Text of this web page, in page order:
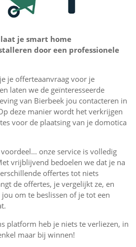
je smart home
door een professionele
je offerteaanvraag voor je
laten we de geïnteresseerde
van Bierbeek jou contacteren in
deze manier wordt het verkrijgen
voor de plaatsing van je domotica
onze service is volledig
vrijblijvend bedoelen we dat je na
offertes tot niets
de offertes, je vergelijkt ze, en
jou om te beslissen of je tot een
platform heb je niets te verliezen, in
maar bij winnen!